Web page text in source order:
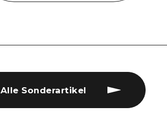
Alle Sonderartikel